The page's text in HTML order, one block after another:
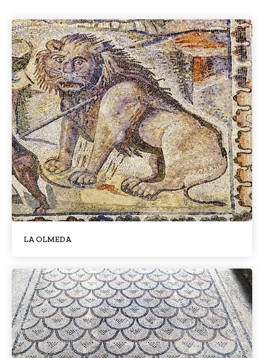
LA OLMEDA